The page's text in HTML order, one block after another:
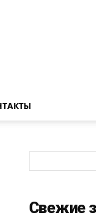
Свежие